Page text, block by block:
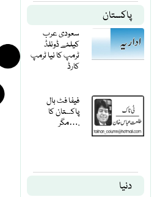
پاکستان
سعودی عرب
کیلئے ڈونلڈ
ٹرمپ کا نیا ٹرمپ
کارڈ
فیفا فٹ بال
پاکستان کا
مگر….
دنیا